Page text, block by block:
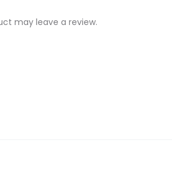
may leave a review.